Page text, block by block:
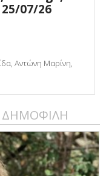
07/26
Αντώνη Μαρίνη,
ΔΗΜΟΦΙΛΗ